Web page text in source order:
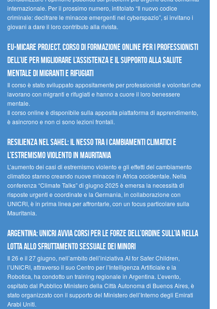
internazionale. Per il prossimo numero, intitolato “Il nuovo codice
criminale: decifrare le minacce emergenti nel cyberspazio”, si invitano i
giovani a dare il loro contributo alla rivista.
EU-MiCare Project. Corso di formazione online per i professionisti
dell’UE per migliorare l’assistenza e il supporto alla salute
mentale di migranti e rifugiati
Il corso è stato sviluppato appositamente per professionisti e volontari che
lavorano con migranti e rifugiati e hanno a cuore il loro benessere
mentale.
Il corso online è disponibile sulla apposita piattaforma di apprendimento,
è asincrono e non ci sono lezioni frontali.
Resilienza nel Sahel: il nesso tra i cambiamenti climatici e
l’estremismo violento in Mauritania
L’aumento dei casi di estremismo violento e gli effetti del cambiamento
climatico stanno creando nuove minacce in Africa occidentale. Nella
conferenza “Climate Talks” di giugno 2025 è emersa la necessità di
risposte urgenti e coordinate e la Germania, in collaborazione con
UNICRI, è in prima linea per affrontarle, con un focus particolare sulla
Mauritania.
Argentina: UNICRI avvia corsi per le forze dell’ordine sull’IA nella
lotta allo sfruttamento sessuale dei minori
Il 26 e il 27 giugno, nell’ambito dell’iniziativa AI for Safer Children,
l’UNICRI, attraverso il suo Centro per l’Intelligenza Artificiale e la
Robotica, ha condotto un training regionale in Argentina. L’evento,
ospitato dal Pubblico Ministero della Città Autonoma di Buenos Aires, è
stato organizzato con il supporto del Ministero dell’Interno degli Emirati
Arabi Uniti.